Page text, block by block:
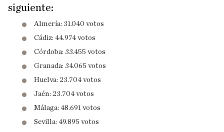
siguiente:
Almería: 31.040 votos
​Cádiz: 44.974 votos
​Córdoba: 33.455 votos
​Granada: 34.065 votos
​Huelva: 23.704 votos
​Jaén: 23.704 votos
​Málaga: 48.691 votos
​Sevilla: 49.895 votos